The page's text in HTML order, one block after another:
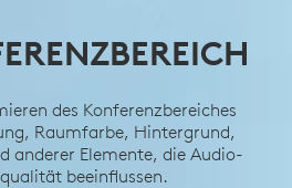
des Konferenzbereiches
Raumfarbe, Hintergrund,
anderer Elemente, die Audio-
beeinflussen.